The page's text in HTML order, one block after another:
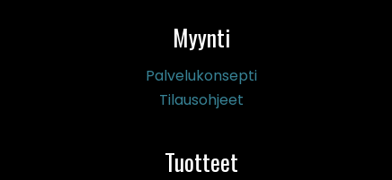
Myynti
Palvelukonsepti
Tilausohjeet
Tuotteet